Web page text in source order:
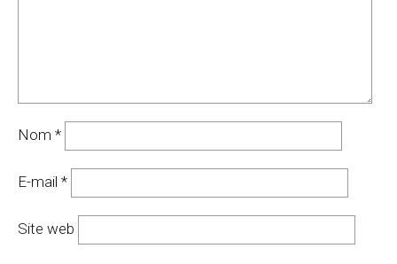
Nom *
E-mail *
Site web